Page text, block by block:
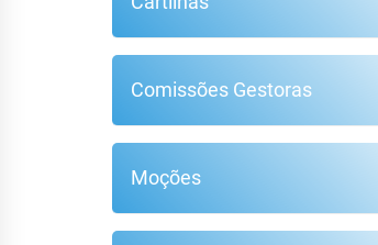
Comissões Gestoras
Moções